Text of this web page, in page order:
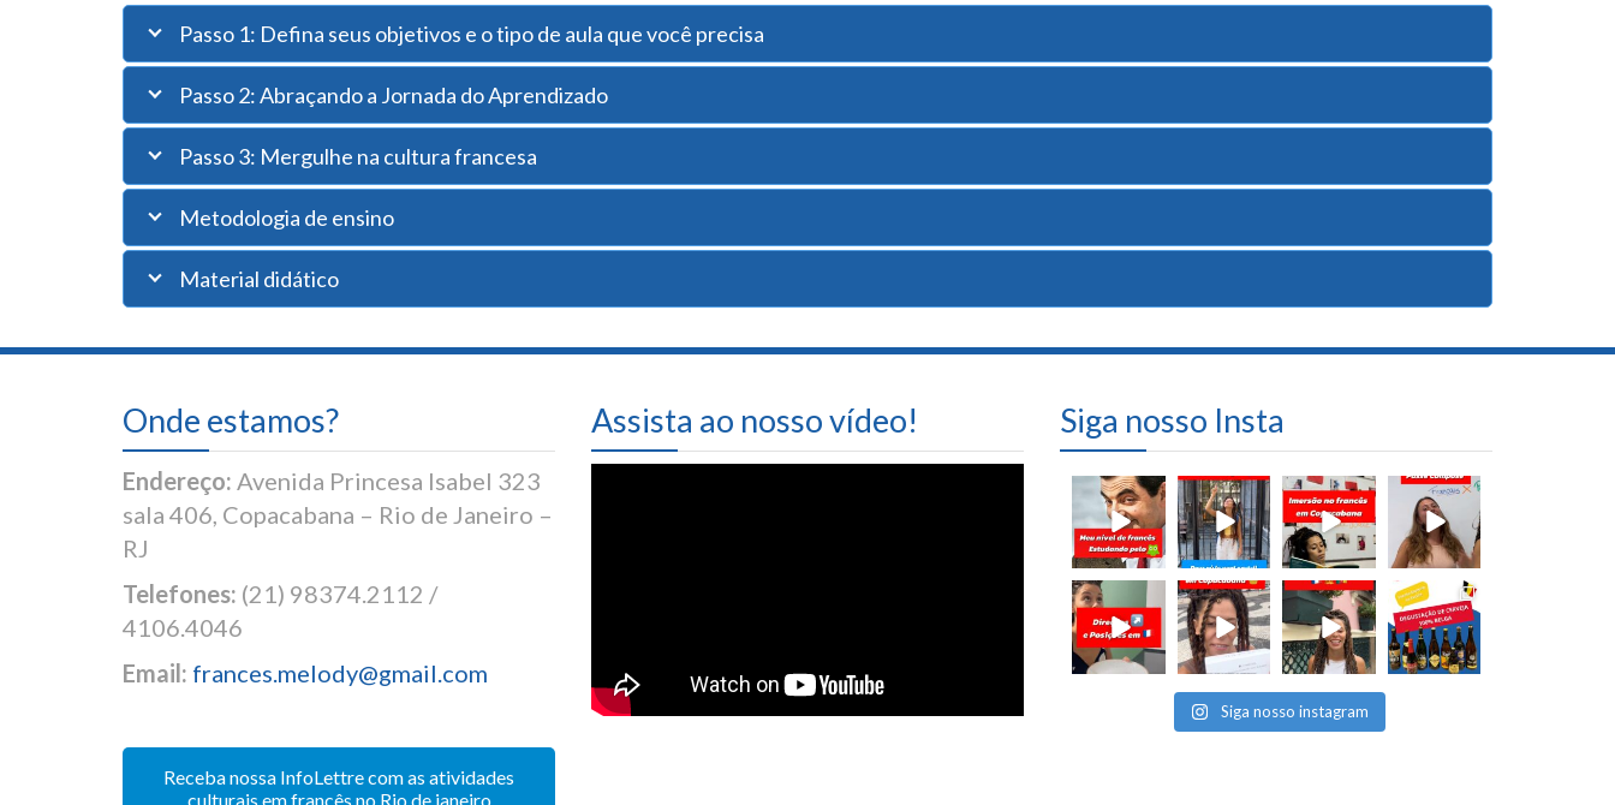
Passo 1: Defina seus objetivos e o tipo de aula que você precisa
Passo 2: Abraçando a Jornada do Aprendizado
Passo 3: Mergulhe na cultura francesa
Metodologia de ensino
Material didático
Onde estamos?
Endereço: Avenida Princesa Isabel 323
sala 406, Copacabana – Rio de Janeiro –
RJ
Telefones: (21) 98374.2112 /
4106.4046
Email: frances.melody@gmail.com
Receba nossa InfoLettre com as atividades
culturais em francês no Rio de janeiro
Assista ao nosso vídeo! Siga nosso Insta
Siga nosso instagram